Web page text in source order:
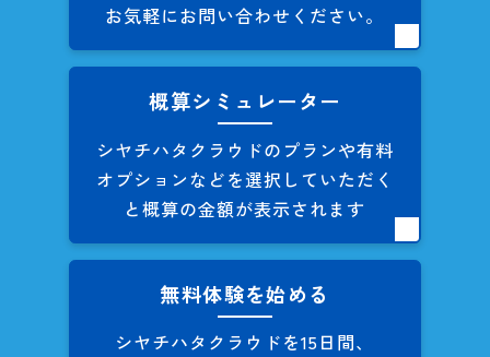
お気軽にお問い合わせください。
概算シミュレーター
シヤチハタクラウドのプランや有料
オプションなどを選択していただく
と概算の金額が表示されます
無料体験を始める
シヤチハタクラウドを15日間、